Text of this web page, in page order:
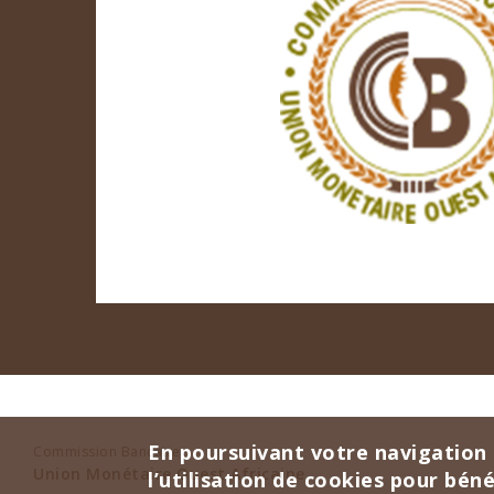
Commission Bancaire
Union Monétaire Ouest Africaine
En poursuivant votre navigation
l’utilisation de cookies pour